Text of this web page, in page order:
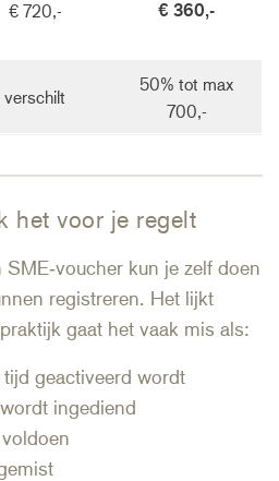
€ 720,- € 360,-
verschilt
50% tot max
700,-
het voor je regelt
kun je zelf doen
registreren. Het lijkt
gaat het vaak mis als:
geactiveerd wordt
ingediend